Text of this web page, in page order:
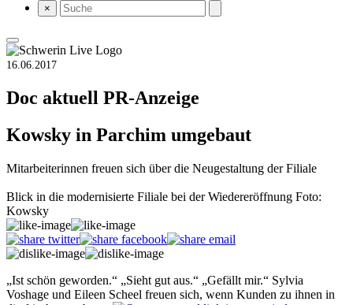
×
16.06.2017
Doc aktuell PR-Anzeige
Kowsky in Parchim umgebaut
Mitarbeiterinnen freuen sich über die Neugestaltung der Filiale
Blick in die modernisierte Filiale bei der Wiedereröffnung Foto:
Kowsky
„Ist schön geworden.“ „Sieht gut aus.“ „Gefällt mir.“ Sylvia
Voshage und Eileen Scheel freuen sich, wenn Kunden zu ihnen in